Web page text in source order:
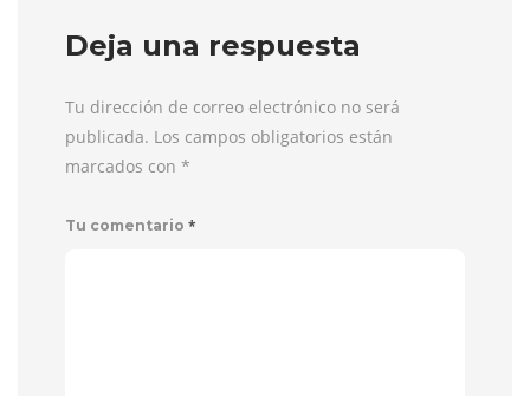
Deja una respuesta
Tu dirección de correo electrónico no será
publicada. Los campos obligatorios están
marcados con *
Tu comentario *